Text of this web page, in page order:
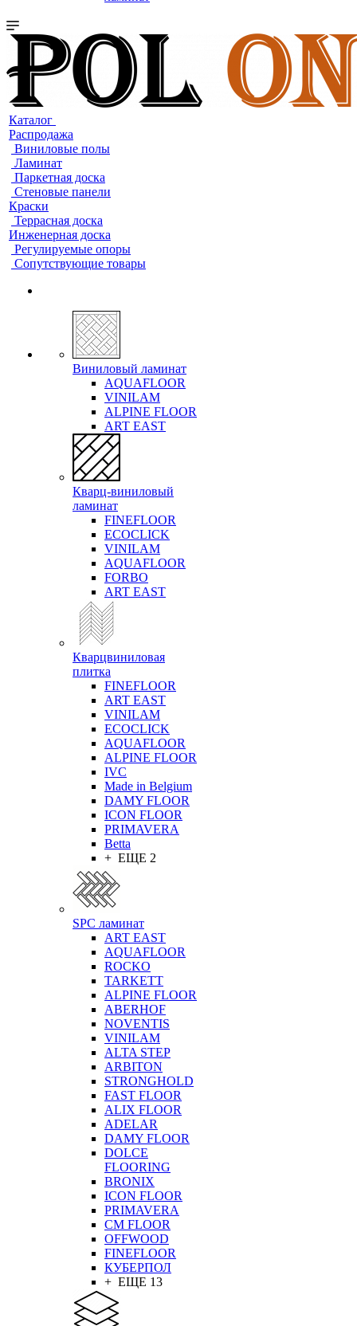
Каталог
Распродажа
Виниловые полы
Ламинат
Паркетная доска
Стеновые панели
Краски
Террасная доска
Инженерная доска
Регулируемые опоры
Сопутствующие товары
Виниловый ламинат
AQUAFLOOR
VINILAM
ALPINE FLOOR
ART EAST
Кварц-виниловый
ламинат
FINEFLOOR
ECOCLICK
VINILAM
AQUAFLOOR
FORBO
ART EAST
Кварцвиниловая
плитка
FINEFLOOR
ART EAST
VINILAM
ECOCLICK
AQUAFLOOR
ALPINE FLOOR
IVC
Made in Belgium
DAMY FLOOR
ICON FLOOR
PRIMAVERA
Betta
+ ЕЩЕ 2
SPC ламинат
ART EAST
AQUAFLOOR
ROCKO
TARKETT
ALPINE FLOOR
ABERHOF
NOVENTIS
VINILAM
ALTA STEP
ARBITON
STRONGHOLD
FAST FLOOR
ALIX FLOOR
ADELAR
DAMY FLOOR
DOLCE
FLOORING
BRONIX
ICON FLOOR
PRIMAVERA
CM FLOOR
OFFWOOD
FINEFLOOR
КУБЕРПОЛ
+ ЕЩЕ 13